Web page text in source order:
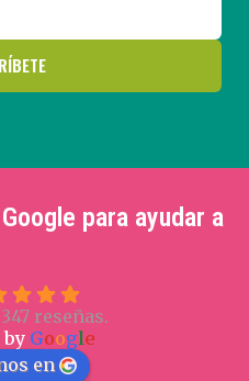
para ayudar a
reseñas.
by Google
en